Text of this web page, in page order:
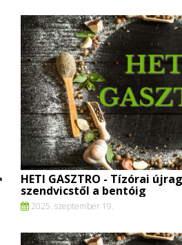
HETI GASZTRO - Tízórai
szendvicstől a bentóig
2025. szeptember 19.